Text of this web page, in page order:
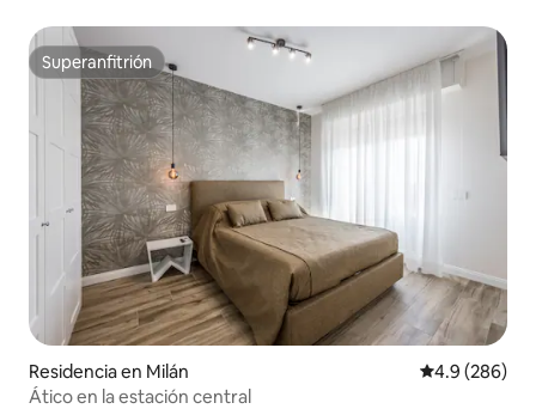
Superanfitrión
Superanfitrión
Residencia en Milán Calificación
4.9 (286)
Ático en la estación central